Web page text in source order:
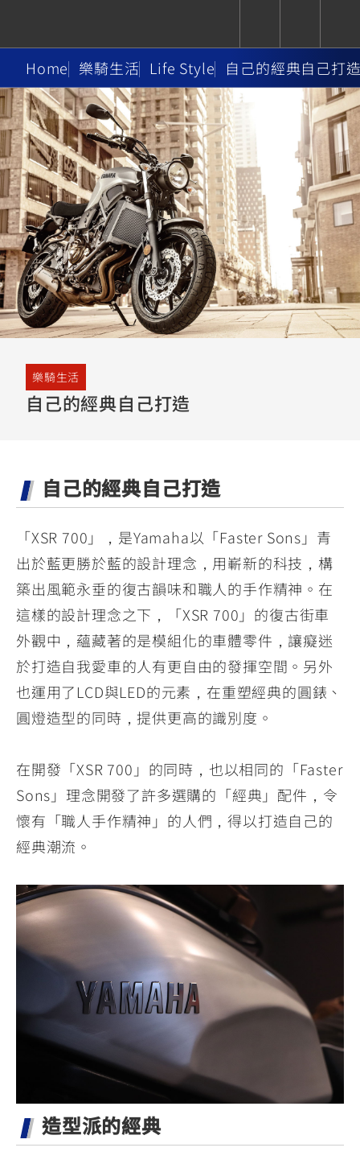
依風格 依排氣量
Super
Sport
Hyper
Naked
Sport
Heritage
YZF-R9
550+
YZF-R7
550+
YZF-R3
251~549
150
MT-
09
Y-
AMT
550+
MT-
09
550+
Y-
AMT
MT-
03
MT-
15
XSR
700
550+
XSR
155
依風格 依排氣量
Premium Sport FashionAdventure Family
TMAX
550+
XMAX
251~549
NMAX
150
150
CYGNUS
XR
150
CYGNUS
X
FORCE
RS NEO
Limi
125
Vinoora
125
BW'S
125
PW50
50
AXIS
Z /
Zii
125
JOG
CUXiE
2.5 kw
追蹤愛車
我的愛車 瀏覽紀錄
Home 樂騎生活 Life Style 自己的經典自己打
樂騎生活
自己的經典自己打造
自己的經典自己打造
「XSR 700」，是Yamaha以「Faster Sons」青
出於藍更勝於藍的設計理念，用嶄新的科技，構
築出風範永垂的復古韻味和職人的手作精神。在
這樣的設計理念之下，「XSR 700」的復古街車
外觀中，蘊藏著的是模組化的車體零件，讓癡迷
於打造自我愛車的人有更自由的發揮空間。另外
也運用了LCD與LED的元素，在重塑經典的圓錶、
圓燈造型的同時，提供更高的識別度。
在開發「XSR 700」的同時，也以相同的「Faster
Sons」理念開發了許多選購的「經典」配件，令
懷有「職人手作精神」的人們，得以打造自己的
經典潮流。
造型派的經典